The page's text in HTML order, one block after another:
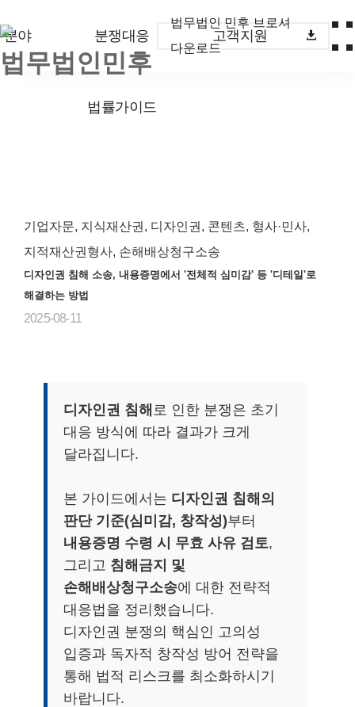
법무법인 민후 브로셔
다운로드
분야 분쟁대응
법률가이드
고객지원
기업자문, 지식재산권, 디자인권, 콘텐츠, 형사·민사,
지적재산권형사, 손해배상청구소송
디자인권 침해 소송, 내용증명에서 '전체적 심미감' 등 '디테일'로
해결하는 방법
2025-08-11
디자인권 침해 로 인한 분쟁은 초기
대응 방식에 따라 결과가 크게
달라집니다.
본 가이드에서는 디자인권 침해의
판단 기준(심미감, 창작성)부터
내용증명 수령 시 무효 사유 검토,
그리고 침해금지 및
손해배상청구소송에 대한 전략적
대응법을 정리했습니다.
디자인권 분쟁의 핵심인 고의성
입증과 독자적 창작성 방어 전략을
통해 법적 리스크를 최소화하시기
바랍니다.